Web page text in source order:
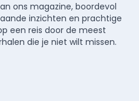
ons magazine, boordevol
inzichten en prachtige
een reis door de meest
die je niet wilt missen.